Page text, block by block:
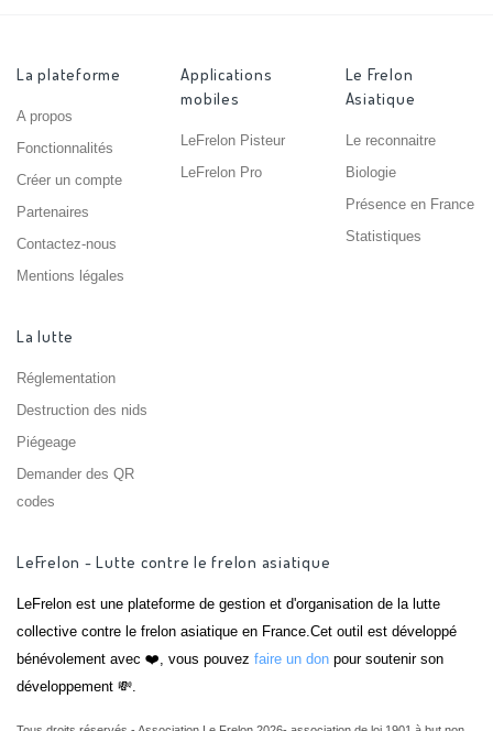
La plateforme
A propos
Fonctionnalités
Créer un compte
Partenaires
Contactez-nous
Mentions légales
Applications
mobiles
LeFrelon Pisteur
LeFrelon Pro
Le Frelon
Asiatique
Le reconnaitre
Biologie
Présence en France
Statistiques
La lutte
Réglementation
Destruction des nids
Piégeage
Demander des QR
codes
LeFrelon - Lutte contre le frelon asiatique
LeFrelon est une plateforme de gestion et d'organisation de la lutte
collective contre le frelon asiatique en France.Cet outil est développé
bénévolement avec ❤️, vous pouvez faire un don pour soutenir son
développement 💸.